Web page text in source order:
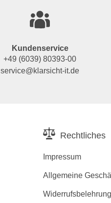
Kundenservice
+49 (6039) 80393-00
service@klarsicht-it.de
Rechtliches
Impressum
Allgemeine
Widerrufsbelehrung